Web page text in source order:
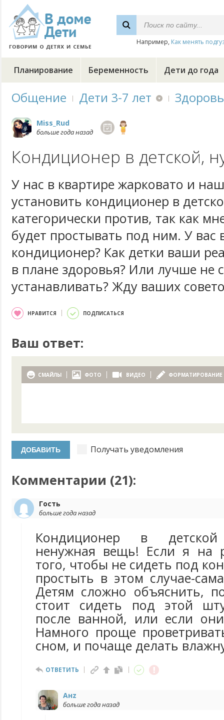
Например, Как менять
Планирование Беременность Дети до года
Общение Дети 3-7 лет
Miss_Rud
больше года назад
Кондиционер в детской,
У нас в квартире жарковато и
установить кондиционер в
категорически против, так как
будет простывать под ним. У вас
кондиционер? Как детки ваши
в плане здоровья? Или лучше не
устанавливать? Жду ваших
НРАВИТСЯ ПОДПИСАТЬСЯ
Ваш ответ:
СМАЙЛЫ ФОТО ВИДЕО ФОРМАТИРОВАНИЕ
Получать уведомления
Комментарии (21):
Гость
больше года назад
Кондиционер в детской
ненужная вещь! Если я на
того, чтобы не сидеть под
простыть в этом случае-
Детям сложно объяснить,
стоит сидеть под этой
после ванной, или если
Намного проще
сном, и почаще делать
ОТВЕТИТЬ
Анz
больше года назад